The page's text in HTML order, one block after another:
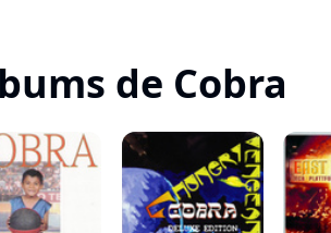
de Cobra